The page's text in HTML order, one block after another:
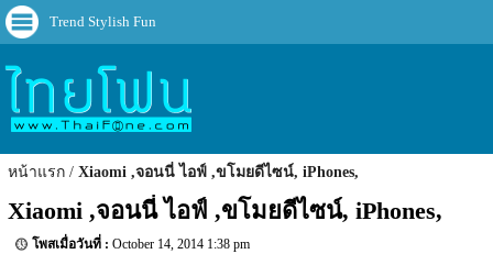
Trend Stylish Fun
หน้าแรก Xiaomi ,จอนนี่ ไอฟ์ ,ขโมยดีไซน์, iPhones,
Xiaomi ,จอนนี่ ไอฟ์ ,ขโมยดีไซน์, iPhones,
October 14, 2014 1:38 pm